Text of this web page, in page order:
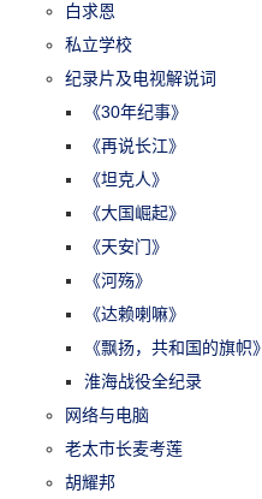
白求恩
私立学校
纪录片及电视解说词
《30年纪事》
《再说长江》
《坦克人》
《大国崛起》
《天安门》
《河殇》
《达赖喇嘛》
《飘扬，共和国的旗帜》
淮海战役全纪录
网络与电脑
老太市长麦考莲
胡耀邦